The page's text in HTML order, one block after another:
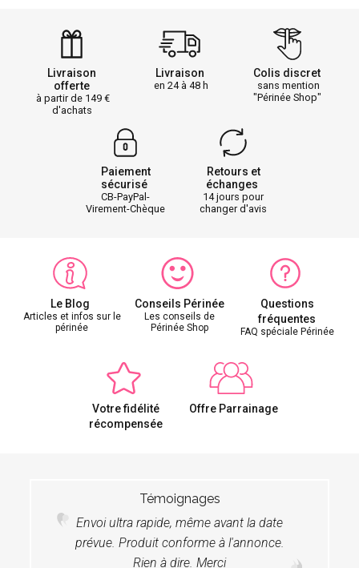
Livraison
offerte
à partir de 149
d'achats
Livraison
en 24 à 48 h
Colis discret
sans mention
"Périnée Shop"
Paiement
sécurisé
CB-PayPal-
Virement-Chèque
Retours et
échanges
14 jours pour
changer d'avis
Le Blog
Articles et infos sur le
périnée
Conseils Périnée
Les conseils de
Périnée Shop
Questions
fréquentes
FAQ spéciale Périnée
Votre fidélité
récompensée
Offre Parrainage
Témoignages
Envoi ultra rapide, même avant la date
prévue. Produit conforme à l'annonce.
Rien à dire. Merci